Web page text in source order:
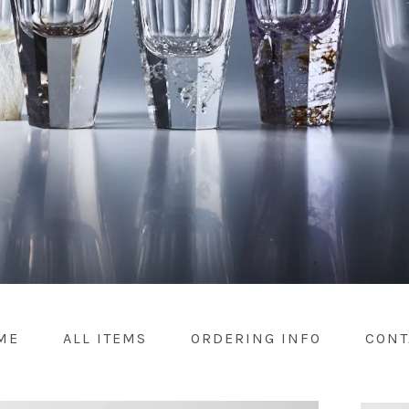
ALL ITEMS ORDERING INFO